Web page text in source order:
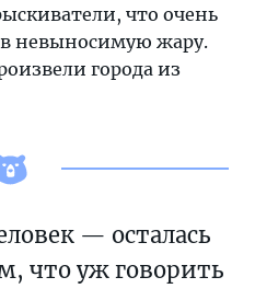
что очень
невыносимую жару.
города из
— осталась
что уж говорить